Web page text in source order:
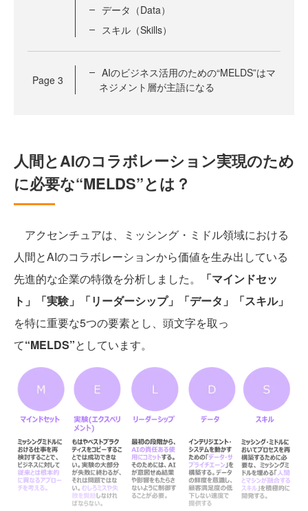
データ（Data）
スキル（Skills）
Page 3
AIのビジネス活用のための“MELDS”はマ
ネジメント層が主語になる
人間とAIのコラボレーション実現のため
に必要な“MELDS”とは？
アクセンチュアは、ミッシング・ミドル領域における
人間とAIのコラボレーションから価値を生み出している
先進的な企業の特徴を分析しました。
「マインドセッ
ト」「実験」「リーダーシップ」「データ」「スキル」
を特に重要な5つの要素とし、頭文字を取っ
て“MELDS”としています。